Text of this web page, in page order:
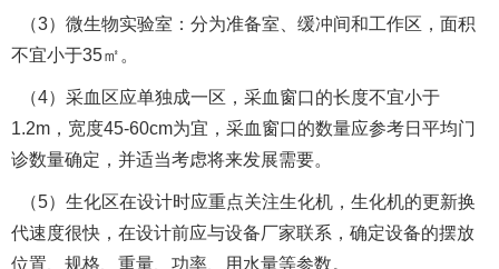
（3）微生物实验室：分为准备室、缓冲间和工作区，面积
不宜小于35㎡。
（4）采血区应单独成一区，采血窗口的长度不宜小于
1.2m，宽度45-60cm为宜，采血窗口的数量应参考日平均门
诊数量确定，并适当考虑将来发展需要。
（5）生化区在设计时应重点关注生化机，生化机的更新换
代速度很快，在设计前应与设备厂家联系，确定设备的摆放
位置、规格、重量、功率、用水量等参数。